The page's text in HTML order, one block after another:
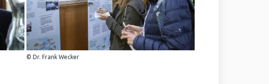
© Dr. Frank Wecker